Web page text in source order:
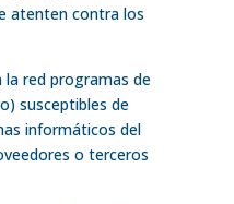
atenten contra los
red programas de
susceptibles de
informáticos del
o terceros